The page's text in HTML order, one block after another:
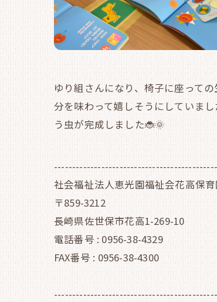
ゆり組さんになり、椅子に座って
分を味わって嬉しそうにしていま
う虫が完成しました🐞🌞
社会福祉法人恵光園福祉会花高保
〒859-3212
長崎県佐世保市花高1-269-10
電話番号 : 0956-38-4329
FAX番号 : 0956-38-4300